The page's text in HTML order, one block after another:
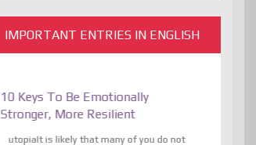
IMPORTANT ENTRIES IN ENGLISH
10 Keys To Be Emotionally
Stronger, More Resilient
utopiaIt is likely that many of you do not